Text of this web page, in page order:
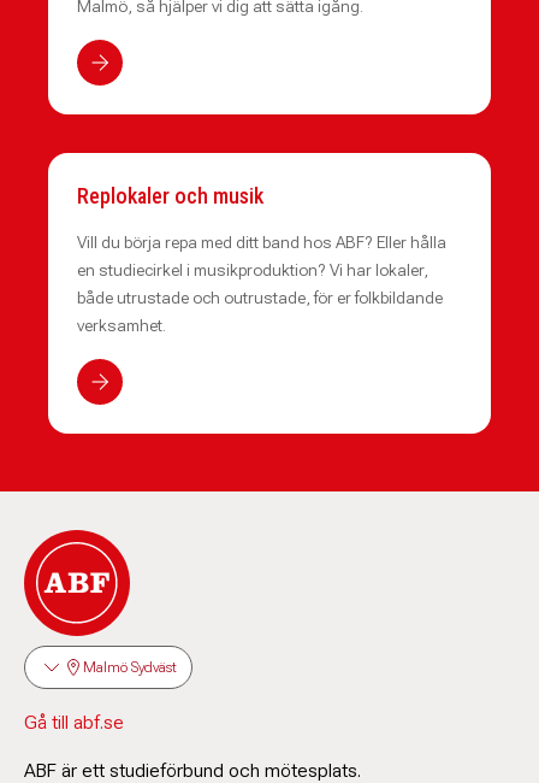
Malmö, så hjälper vi dig att sätta igång.
Replokaler och musik
Vill du börja repa med ditt band hos ABF? Eller hålla
en studiecirkel i musikproduktion? Vi har lokaler,
både utrustade och outrustade, för er folkbildande
verksamhet.
Malmö Sydväst
Gå till abf.se
ABF är ett studieförbund och mötesplats.